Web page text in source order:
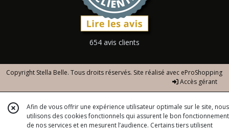
654 avis clients
Copyright Stella Belle. Tous droits réservés. Site réalisé avec eProShopping
Accès gérant
Afin de vous offrir une expérience utilisateur optimale sur le site, nous
utilisons des cookies fonctionnels qui assurent le bon fonctionnement
de nos services et en mesurent l’audience. Certains tiers utilisent